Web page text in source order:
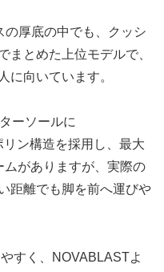
の厚底の中でも、クッシ
まとめた上位モデルで、
に向いています。
ーソールに
ン構造を採用し、最大
がありますが、実際の
距離でも脚を前へ運びや
すく、NOVABLASTよ